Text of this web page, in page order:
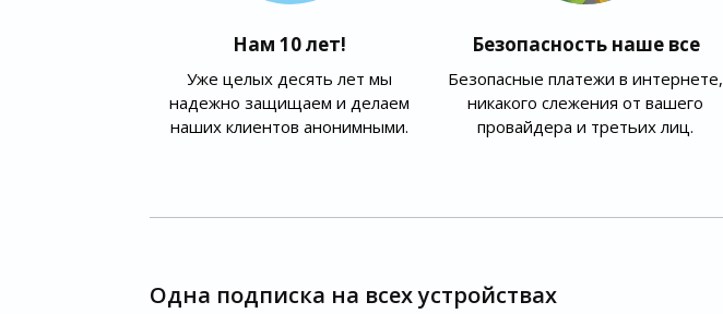
Нам 10 лет!
Уже целых десять лет мы
надежно защищаем и делаем
наших клиентов анонимными.
Безопасность наше все
Безопасные платежи в интернете,
никакого слежения от вашего
провайдера и третьих лиц.
Одна подписка на всех устройствах